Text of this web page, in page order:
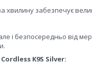
забезпечує
і безпосередньо від
K9S Silver: